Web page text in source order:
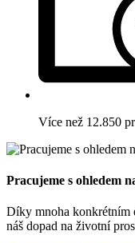
Více než 12.850
Pracujeme s ohledem
Díky mnoha konkrétním
náš dopad na životní